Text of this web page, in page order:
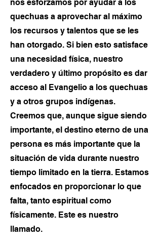
nos esforzamos por ayudar a los
quechuas a aprovechar al máximo
los recursos y talentos que se les
han otorgado. Si bien esto satisface
una necesidad física, nuestro
verdadero y último propósito es dar
acceso al Evangelio a los quechuas
y a otros grupos indígenas.
Creemos que, aunque sigue siendo
importante, el destino eterno de una
persona es más importante que la
situación de vida durante nuestro
tiempo limitado en la tierra. Estamos
enfocados en proporcionar lo que
falta, tanto espiritual como
físicamente. Este es nuestro
llamado.